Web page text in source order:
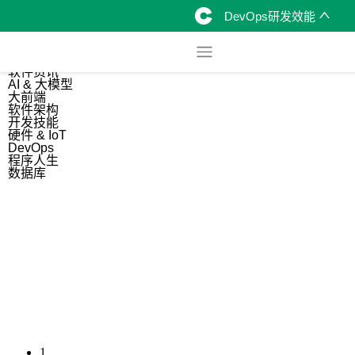
DevOps研发效能
软件资讯
AI & 大模型
大前端
软件架构
开发技能
硬件 & IoT
DevOps
程序人生
数据库
1